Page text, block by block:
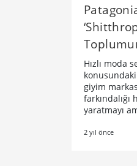
Hızlı moda
giyim
farkındalığı
yaratmayı
2 yıl önce